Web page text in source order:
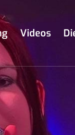
Videos